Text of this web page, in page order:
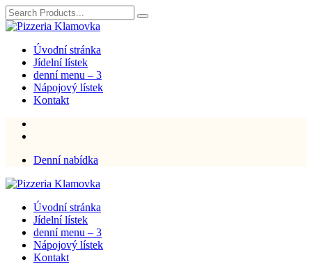
Úvodní stránka
Jídelní lístek
denní menu – 3
Nápojový lístek
Kontakt
Denní nabídka
Úvodní stránka
Jídelní lístek
denní menu – 3
Nápojový lístek
Kontakt